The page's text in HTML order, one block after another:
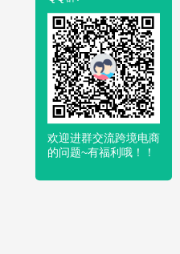
欢迎进群交流跨境电商
的问题~有福利哦！！